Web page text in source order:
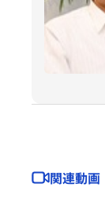
関連動画